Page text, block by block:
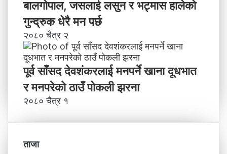
बालगोपाल, जसलाई लसुन र भट्मास हालेको
गुन्द्रुक धेरै मन पर्छ
२०८० चैत्र २
पूर्व साँसद देवशंकरलाई मनपर्ने खाना दूधभात
र मनपरेको ठाउँ पाेकली झरना
२०८० चैत्र १
ताजा